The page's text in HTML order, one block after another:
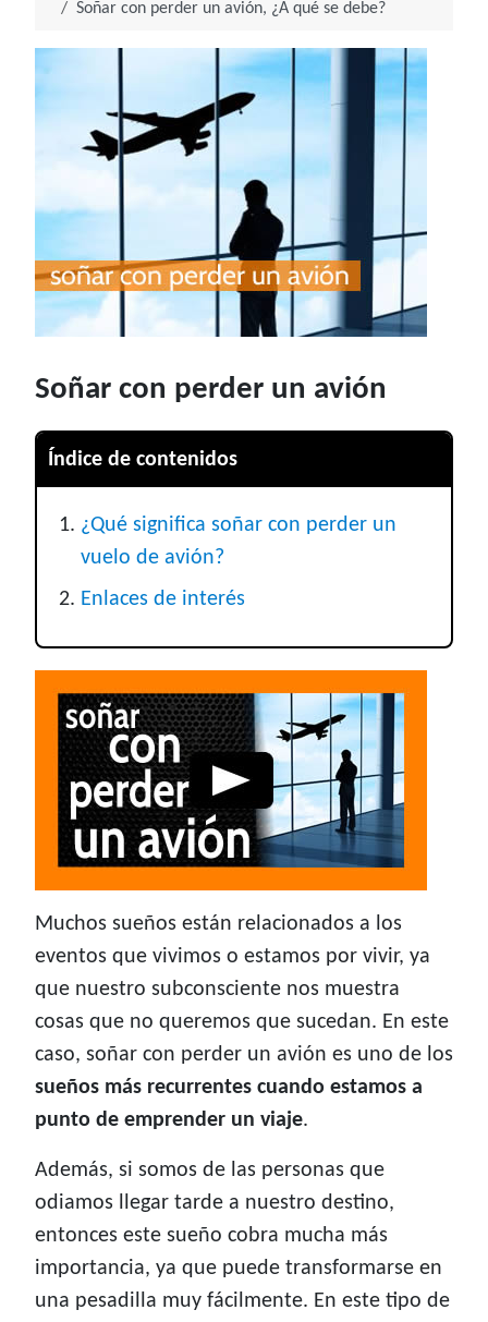
Soñar con perder un avión, ¿A qué se debe?
Soñar con perder un avión
Índice de contenidos
¿Qué significa soñar con perder un
vuelo de avión?
Enlaces de interés
Muchos sueños están relacionados a los
eventos que vivimos o estamos por vivir, ya
que nuestro subconsciente nos muestra
cosas que no queremos que sucedan. En este
caso, soñar con perder un avión es uno de los
sueños más recurrentes cuando estamos a
punto de emprender un viaje.
Además, si somos de las personas que
odiamos llegar tarde a nuestro destino,
entonces este sueño cobra mucha más
importancia, ya que puede transformarse en
una pesadilla muy fácilmente. En este tipo de